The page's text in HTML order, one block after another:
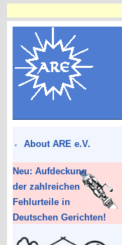
About ARE e.V.
Neu: Aufdeckung
der zahlreichen
Fehlurteile in
Deutschen Gerichten!